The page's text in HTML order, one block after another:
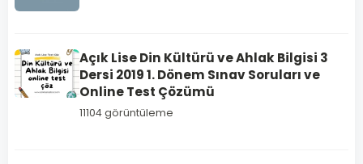
Açık Lise Din Kültürü ve Ahlak Bilgisi 3
Dersi 2019 1. Dönem Sınav Soruları ve
Online Test Çözümü
11104 görüntüleme